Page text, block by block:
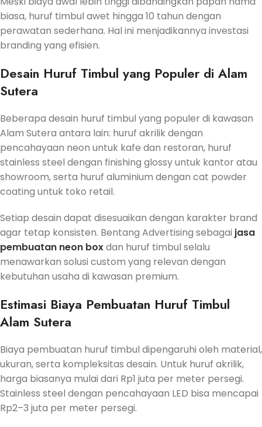
biasa, huruf timbul awet hingga 10 tahun dengan
perawatan sederhana. Hal ini menjadikannya investasi
branding yang efisien.
Desain Huruf Timbul yang Populer di Alam
Sutera
Beberapa desain huruf timbul yang populer di kawasan
Alam Sutera antara lain: huruf akrilik dengan
pencahayaan neon untuk kafe dan restoran, huruf
stainless steel dengan finishing glossy untuk kantor atau
showroom, serta huruf aluminium dengan cat powder
coating untuk toko retail.
Setiap desain dapat disesuaikan dengan karakter brand
agar tetap konsisten. Bentang Advertising sebagai jasa
pembuatan neon boxdan huruf timbul selalu
menawarkan solusi custom yang relevan dengan
kebutuhan usaha di kawasan premium.
Estimasi Biaya Pembuatan Huruf Timbul
Alam Sutera
Biaya pembuatan huruf timbul dipengaruhi oleh material,
ukuran, serta kompleksitas desain. Untuk huruf akrilik,
harga biasanya mulai dari Rp1 juta per meter persegi.
Stainless steel dengan pencahayaan LED bisa mencapai
Rp2–3 juta per meter persegi.